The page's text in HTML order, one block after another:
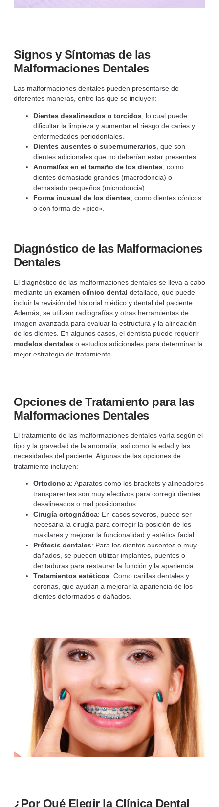
Signos y Síntomas de las
Malformaciones Dentales
Las malformaciones dentales pueden presentarse de
diferentes maneras, entre las que se incluyen:
Dientes desalineados o torcidos, lo cual puede
dificultar la limpieza y aumentar el riesgo de caries y
enfermedades periodontales.
Dientes ausentes o supernumerarios, que son
dientes adicionales que no deberían estar presentes.
Anomalías en el tamaño de los dientes, como
dientes demasiado grandes (macrodoncia) o
demasiado pequeños (microdoncia).
Forma inusual de los dientes, como dientes cónicos
o con forma de «pico».
Diagnóstico de las Malformaciones
Dentales
El diagnóstico de las malformaciones dentales se lleva a cabo
mediante un examen clínico dental detallado, que puede
incluir la revisión del historial médico y dental del paciente.
Además, se utilizan radiografías y otras herramientas de
imagen avanzada para evaluar la estructura y la alineación
de los dientes. En algunos casos, el dentista puede requerir
modelos dentales o estudios adicionales para determinar la
mejor estrategia de tratamiento.
Opciones de Tratamiento para las
Malformaciones Dentales
El tratamiento de las malformaciones dentales varía según el
tipo y la gravedad de la anomalía, así como la edad y las
necesidades del paciente. Algunas de las opciones de
tratamiento incluyen:
Ortodoncia: Aparatos como los brackets y alineadores
transparentes son muy efectivos para corregir dientes
desalineados o mal posicionados.
Cirugía ortognática: En casos severos, puede ser
necesaria la cirugía para corregir la posición de los
maxilares y mejorar la funcionalidad y estética facial.
Prótesis dentales: Para los dientes ausentes o muy
dañados, se pueden utilizar implantes, puentes o
dentaduras para restaurar la función y la apariencia.
Tratamientos estéticos: Como carillas dentales y
coronas, que ayudan a mejorar la apariencia de los
dientes deformados o dañados.
¿Por Qué Elegir la Clínica Dental